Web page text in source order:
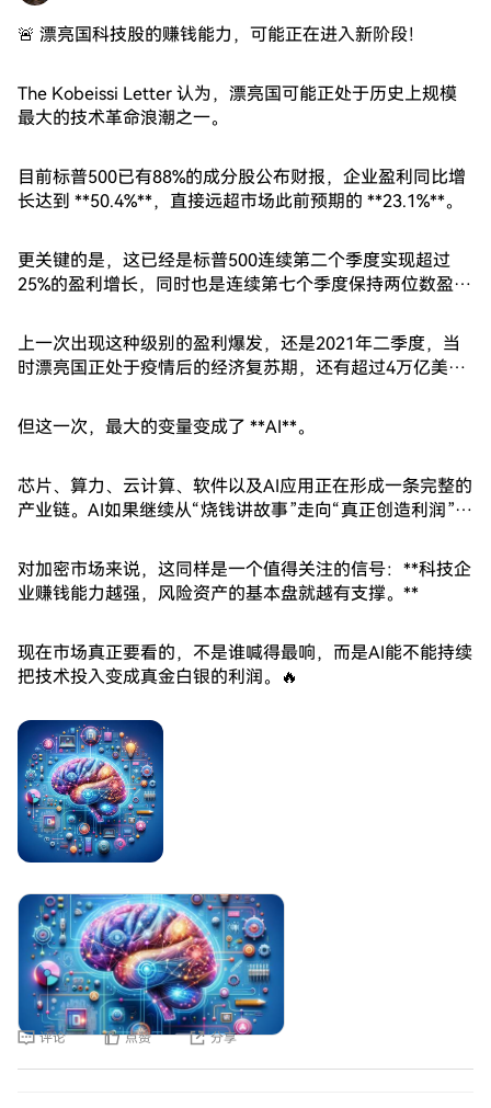
🚨 漂亮国科技股的赚钱能力，可能正在进入新阶段！
The Kobeissi Letter 认为，漂亮国可能正处于历史上规模
最大的技术革命浪潮之一。
目前标普500已有88%的成分股公布财报，企业盈利同比增
长达到 **50.4%**，直接远超市场此前预期的 **23.1%**。
更关键的是，这已经是标普500连续第二个季度实现超过
25%的盈利增长，同时也是连续第七个季度保持两位数盈利
上一次出现这种级别的盈利爆发，还是2021年二季度，当
时漂亮国正处于疫情后的经济复苏期，还有超过4万亿美元
但这一次，最大的变量变成了 **AI**。
芯片、算力、云计算、软件以及AI应用正在形成一条完整的
产业链。AI如果继续从“烧钱讲故事”走向“真正创造利润”，
对加密市场来说，这同样是一个值得关注的信号：**科技企
业赚钱能力越强，风险资产的基本盘就越有支撑。**
现在市场真正要看的，不是谁喊得最响，而是AI能不能持续
把技术投入变成真金白银的利润。🔥
评论 点赞 分享